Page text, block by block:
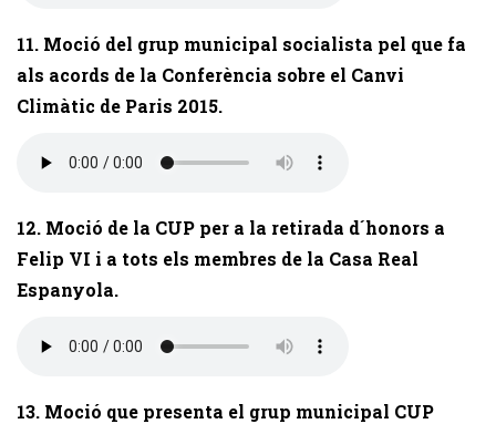
11. Moció del grup municipal socialista pel que fa
als acords de la Conferència sobre el Canvi
Climàtic de Paris 2015.
12. Moció de la CUP per a la retirada d´honors a
Felip VI i a tots els membres de la Casa Real
Espanyola.
13. Moció que presenta el grup municipal CUP